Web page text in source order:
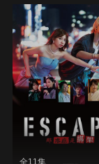
全11集